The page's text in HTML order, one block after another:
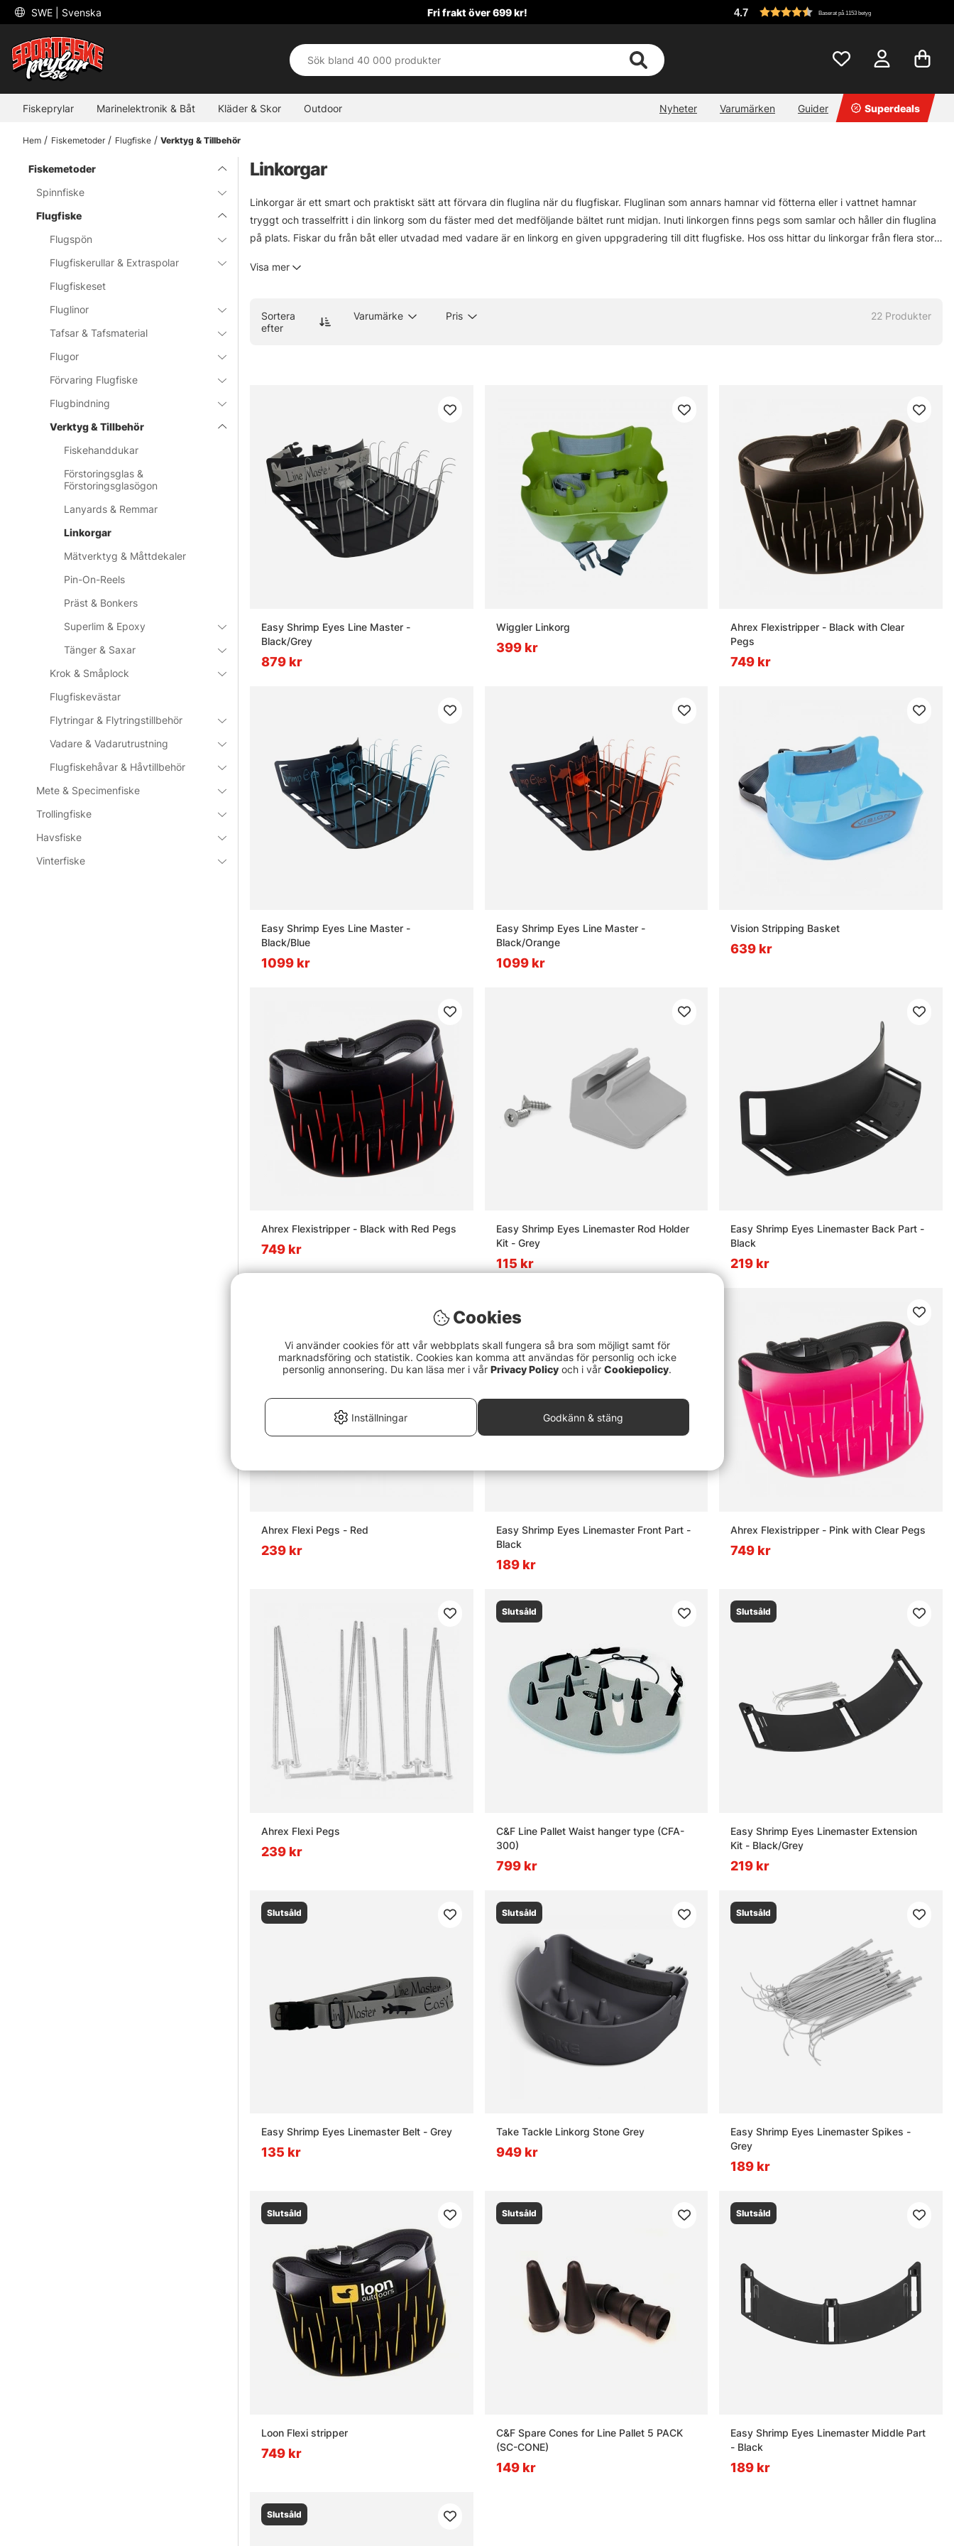
SWE | Svenska Fri frakt över 699 kr! 4.7 Baserat på 1153 betyg
Fiskeprylar Marinelektronik & Båt Kläder & Skor Outdoor Nyheter Varumärken Guider Superdeals
Hem Fiskemetoder Flugfiske Verktyg & Tillbehör
Fiskemetoder
Spinnfiske
Flugfiske
Flugspön
Flugfiskerullar & Extraspolar
Flugfiskeset
Fluglinor
Tafsar & Tafsmaterial
Flugor
Förvaring Flugfiske
Flugbindning
Verktyg & Tillbehör
Fiskehanddukar
Förstoringsglas &
Förstoringsglasögon
Lanyards & Remmar
Linkorgar
Mätverktyg & Måttdekaler
Pin-On-Reels
Präst & Bonkers
Superlim & Epoxy
Tänger & Saxar
Krok & Småplock
Flugfiskevästar
Flytringar & Flytringstillbehör
Vadare & Vadarutrustning
Flugfiskehåvar & Håvtillbehör
Mete & Specimenfiske
Trollingfiske
Havsfiske
Vinterfiske
Linkorgar
Linkorgar är ett smart och praktiskt sätt att förvara din fluglina när du flugfiskar. Fluglinan som annars hamnar vid fötterna eller i vattnet hamnar
tryggt och trasselfritt i din linkorg som du fäster med det medföljande bältet runt midjan. Inuti linkorgen finns pegs som samlar och håller din fluglina
på plats. Fiskar du från båt eller utvadad med vadare är en linkorg en given uppgradering till ditt flugfiske. Hos oss hittar du linkorgar från flera stora
Visa mer
Sortera
efter
Varumärke Pris 22 Produkter
Easy Shrimp Eyes Line Master -
Black/Grey
879 kr
Wiggler Linkorg
399 kr
Ahrex Flexistripper - Black with Clear
Pegs
749 kr
Easy Shrimp Eyes Line Master -
Black/Blue
1099 kr
Easy Shrimp Eyes Line Master -
Black/Orange
1099 kr
Vision Stripping Basket
639 kr
Ahrex Flexistripper - Black with Red Pegs
749 kr
Easy Shrimp Eyes Linemaster Rod Holder
Kit - Grey
115 kr
Easy Shrimp Eyes Linemaster Back Part -
Black
219 kr
Ahrex Flexi Pegs - Red
239 kr
Easy Shrimp Eyes Linemaster Front Part -
Black
189 kr
Ahrex Flexistripper - Pink with Clear Pegs
749 kr
Ahrex Flexi Pegs
239 kr
Slutsåld
C&F Line Pallet Waist hanger type (CFA-
300)
799 kr
Slutsåld
Easy Shrimp Eyes Linemaster Extension
Kit - Black/Grey
219 kr
Slutsåld
Easy Shrimp Eyes Linemaster Belt - Grey
135 kr
Slutsåld
Take Tackle Linkorg Stone Grey
949 kr
Slutsåld
Easy Shrimp Eyes Linemaster Spikes -
Grey
189 kr
Slutsåld
Loon Flexi stripper
749 kr
Slutsåld
C&F Spare Cones for Line Pallet 5 PACK
(SC-CONE)
149 kr
Slutsåld
Easy Shrimp Eyes Linemaster Middle Part
- Black
189 kr
Slutsåld
Cookies
Vi använder cookies för att vår webbplats skall fungera så bra som möjligt samt för
marknadsföring och statistik. Cookies kan komma att användas för personlig och icke
personlig annonsering. Du kan läsa mer i vår Privacy Policy och i vår Cookiepolicy.
Inställningar Godkänn & stäng